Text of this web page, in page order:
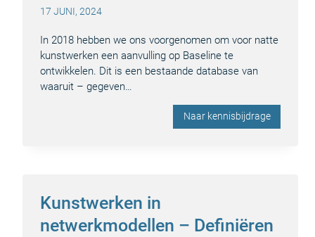
17 JUNI, 2024
In 2018 hebben we ons voorgenomen om voor natte
kunstwerken een aanvulling op Baseline te
ontwikkelen. Dit is een bestaande database van
waaruit – gegeven…
Naar kennisbijdrage
Kunstwerken in
netwerkmodellen – Definiëren